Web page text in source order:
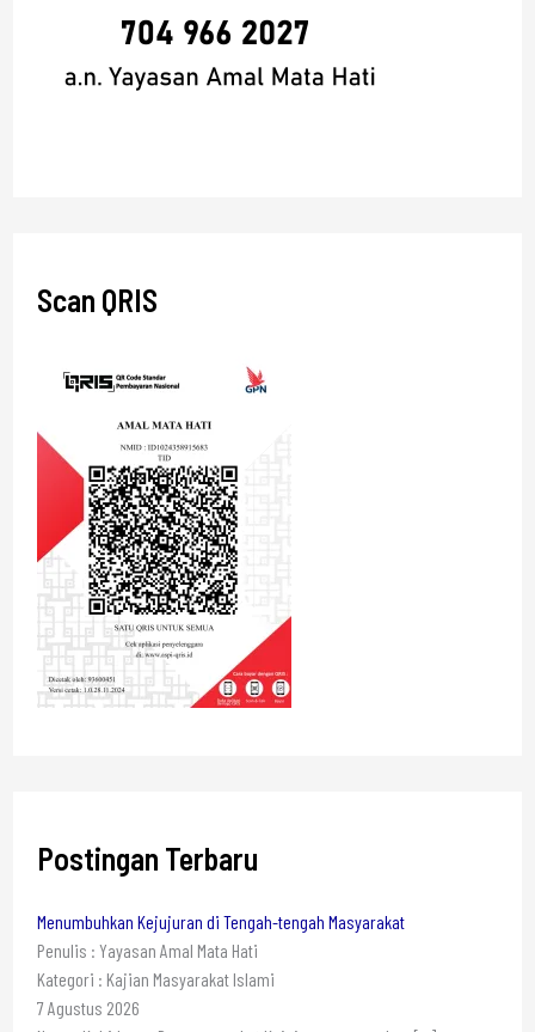
Scan QRIS
Postingan Terbaru
Menumbuhkan Kejujuran di Tengah-tengah Masyarakat
Penulis : Yayasan Amal Mata Hati
Kategori : Kajian Masyarakat Islami
7 Agustus 2026